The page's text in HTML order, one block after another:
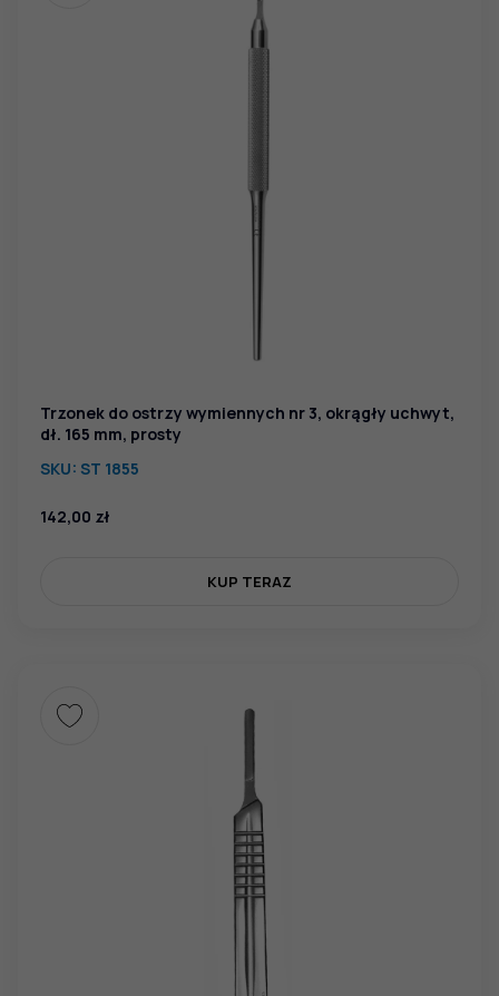
Trzonek do ostrzy wymiennych nr 3, okrągły uchwyt,
dł. 165 mm, prosty
SKU: ST 1855
142,00 zł
KUP TERAZ